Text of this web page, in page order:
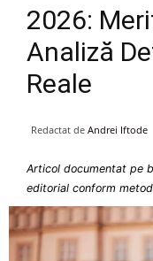
2026:
Analiză
Reale
Redactat de Andrei Iftode
Articol documentat pe
editorial conform